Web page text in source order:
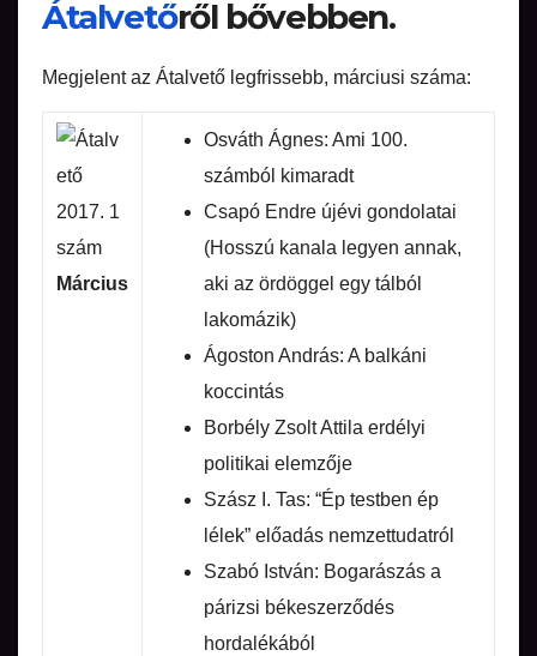
Átalvetőről bővebben.
Megjelent az Átalvető legfrissebb, márciusi száma:
Március
Osváth Ágnes: Ami 100.
számból kimaradt
Csapó Endre újévi gondolatai
(Hosszú kanala legyen annak,
aki az ördöggel egy tálból
lakomázik)
Ágoston András: A balkáni
koccintás
Borbély Zsolt Attila erdélyi
politikai elemzője
Szász I. Tas: “Ép testben ép
lélek” előadás nemzettudatról
Szabó István: Bogarászás a
párizsi békeszerződés
hordalékából